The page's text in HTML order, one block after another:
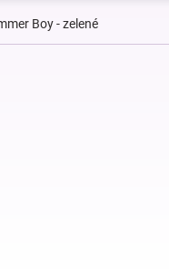
Boy - zelené